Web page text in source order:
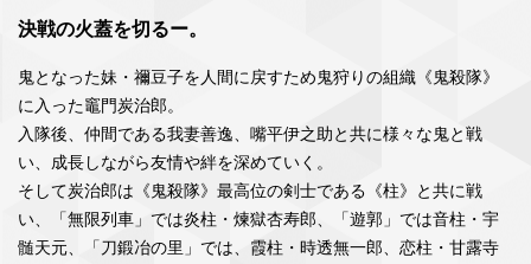
決戦の火蓋を切るー。
鬼となった妹・禰豆子を人間に戻すため鬼狩りの組織《鬼殺隊》
に入った竈門炭治郎。
入隊後、仲間である我妻善逸、嘴平伊之助と共に様々な鬼と戦
い、成長しながら友情や絆を深めていく。
そして炭治郎は《鬼殺隊》最高位の剣士である《柱》と共に戦
い、「無限列車」では炎柱・煉獄杏寿郎、「遊郭」では音柱・宇
髄天元、「刀鍛冶の里」では、霞柱・時透無一郎、恋柱・甘露寺